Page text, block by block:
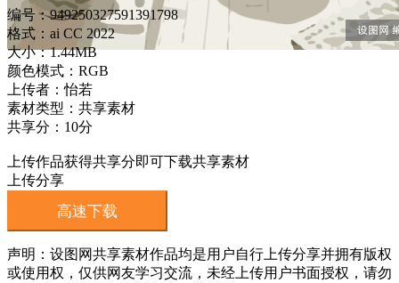
编号：949250327591391798
格式：ai CC 2022
大小：1.44MB
颜色模式：RGB
上传者：怡若
素材类型：共享素材
共享分：10分
上传作品获得共享分即可下载共享素材
上传分享
高速下载
声明：设图网共享素材作品均是用户自行上传分享并拥有版权
或使用权，仅供网友学习交流，未经上传用户书面授权，请勿